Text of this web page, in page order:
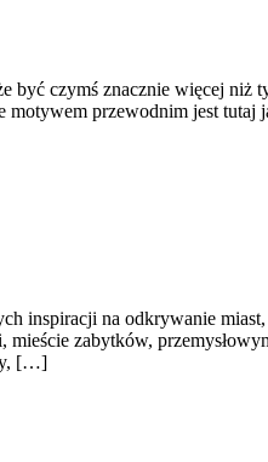
być czymś znacznie więcej niż
przewodnim jest tutaj
inspiracji na odkrywanie
zabytków,
[…]